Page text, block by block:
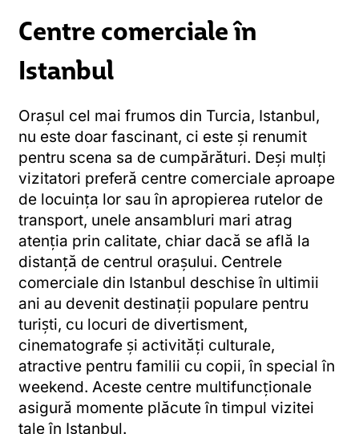
Centre comerciale în
Istanbul
Orașul cel mai frumos din Turcia, Istanbul,
nu este doar fascinant, ci este și renumit
pentru scena sa de cumpărături. Deși mulți
vizitatori preferă centre comerciale aproape
de locuința lor sau în apropierea rutelor de
transport, unele ansambluri mari atrag
atenția prin calitate, chiar dacă se află la
distanță de centrul orașului. Centrele
comerciale din Istanbul deschise în ultimii
ani au devenit destinații populare pentru
turiști, cu locuri de divertisment,
cinematografe și activități culturale,
atractive pentru familii cu copii, în special în
weekend. Aceste centre multifuncționale
asigură momente plăcute în timpul vizitei
tale în Istanbul.